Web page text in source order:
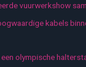
vuurwerkshow
kabels
olympische